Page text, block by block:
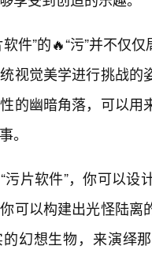
软件”的🔥“污”并不仅
视觉美学进行挑战
的幽暗角落，可以
。
污片软件”，你可以
可以构建出光怪陆
幻想生物，来演绎